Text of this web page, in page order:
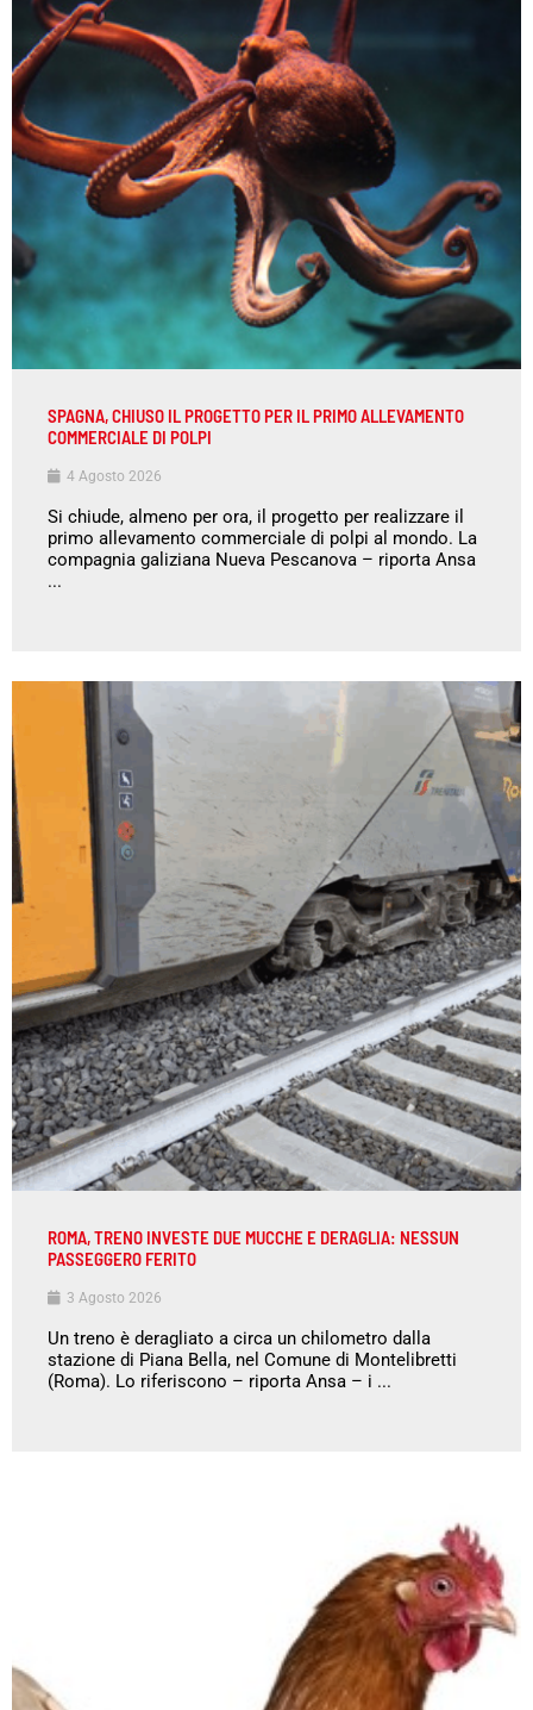
SPAGNA, CHIUSO IL PROGETTO PER IL PRIMO ALLEVAMENTO
COMMERCIALE DI POLPI
4 Agosto 2026
Si chiude, almeno per ora, il progetto per realizzare il
primo allevamento commerciale di polpi al mondo. La
compagnia galiziana Nueva Pescanova – riporta Ansa
...
ROMA, TRENO INVESTE DUE MUCCHE E DERAGLIA: NESSUN
PASSEGGERO FERITO
3 Agosto 2026
Un treno è deragliato a circa un chilometro dalla
stazione di Piana Bella, nel Comune di Montelibretti
(Roma). Lo riferiscono – riporta Ansa – i ...